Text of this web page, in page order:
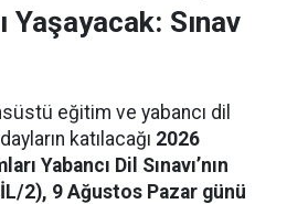
Yaşayacak: Sınav
eğitim ve yabancı dil
katılacağı 2026
Yabancı Dil Sınavı’nın
2), 9 Ağustos Pazar günü